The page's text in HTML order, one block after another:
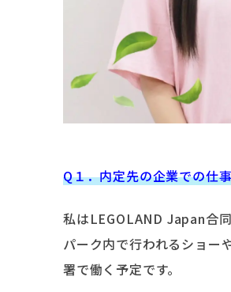
Q１．内定先の企業での仕
私はLEGOLAND Japan合
パーク内で行われるショー
署で働く予定です。